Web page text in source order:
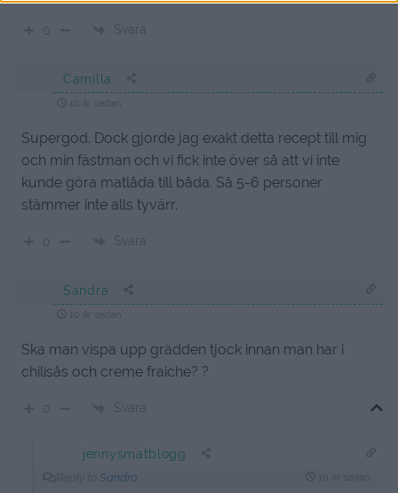
Svara
Camilla
10 år sedan
Supergod. Dock gjorde jag exakt detta recept till mig
och min fästman och vi fick inte över så att vi inte
kunde göra matlåda till båda. Så 5-6 personer
stämmer inte alls tyvärr.
Svara
Sandra
10 år sedan
Ska man vispa upp grädden tjock innan man har i
chilisås och creme fraiche? ?
Svara
jennysmatblogg
Sandra